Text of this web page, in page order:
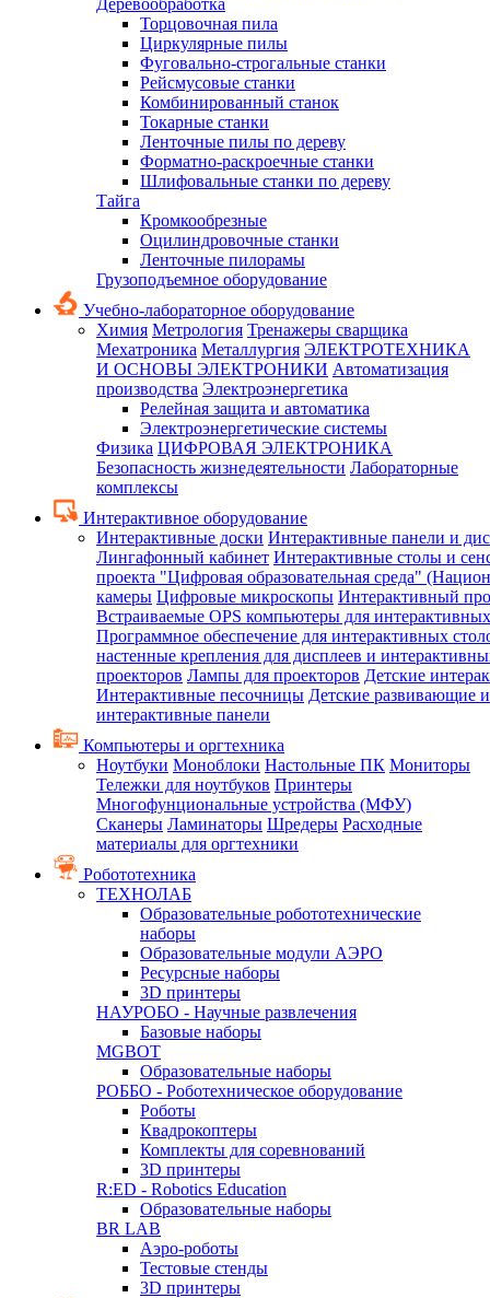
Деревообработка
Торцовочная пила
Циркулярные пилы
Фуговально-строгальные станки
Рейсмусовые станки
Комбинированный станок
Токарные станки
Ленточные пилы по дереву
Форматно-раскроечные станки
Шлифовальные станки по дереву
Тайга
Кромкообрезные
Оцилиндровочные станки
Ленточные пилорамы
Грузоподъемное оборудование
Учебно-лабораторное оборудование
Химия Метрология Тренажеры сварщика
Мехатроника Металлургия ЭЛЕКТРОТЕХНИКА
И ОСНОВЫ ЭЛЕКТРОНИКИ Автоматизация
производства Электроэнергетика
Релейная защита и автоматика
Электроэнергетические системы
Физика ЦИФРОВАЯ ЭЛЕКТРОНИКА
Безопасность жизнедеятельности Лабораторные
комплексы
Интерактивное оборудование
Интерактивные доски Интерактивные панели и
Лингафонный кабинет Интерактивные столы и
проекта "Цифровая образовательная среда"
камеры Цифровые микроскопы Интерактивный
Встраиваемые OPS компьютеры для
Программное обеспечение для интерактивных
настенные крепления для дисплеев и
проекторов Лампы для проекторов Детские
Интерактивные песочницы Детские развивающие
интерактивные панели
Компьютеры и оргтехника
Ноутбуки Моноблоки Настольные ПК Мониторы
Тележки для ноутбуков Принтеры
Многофунциональные устройства (МФУ)
Сканеры Ламинаторы Шредеры Расходные
материалы для оргтехники
Робототехника
ТЕХНОЛАБ
Образовательные робототехнические
наборы
Образовательные модули АЭРО
Ресурсные наборы
3D принтеры
НАУРОБО - Научные развлечения
Базовые наборы
MGBOT
Образовательные наборы
РОББО - Роботехническое оборудование
Роботы
Квадрокоптеры
Комплекты для соревнований
3D принтеры
R:ED - Robotics Education
Образовательные наборы
BR LAB
Аэро-роботы
Тестовые стенды
3D принтеры